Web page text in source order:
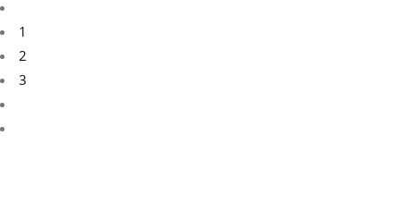
1
2
3